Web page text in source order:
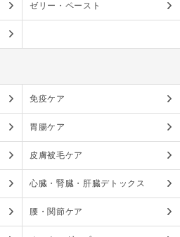
ゼリー・ペースト
免疫ケア
胃腸ケア
皮膚被毛ケア
心臓・腎臓・肝臓デトックス
腰・関節ケア